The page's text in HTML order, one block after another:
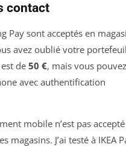
contact
Pay sont acceptés en
avez oublié votre
de 50 €, mais vous
avec authentification
mobile n’est pas
magasins. J’ai testé à IKEA